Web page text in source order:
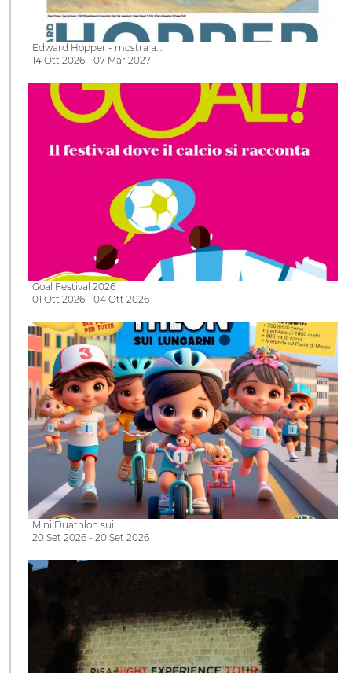
Edward Hopper - mostra a…
14 Ott 2026 - 07 Mar 2027
Goal Festival 2026
01 Ott 2026 - 04 Ott 2026
Mini Duathlon sui…
20 Set 2026 - 20 Set 2026